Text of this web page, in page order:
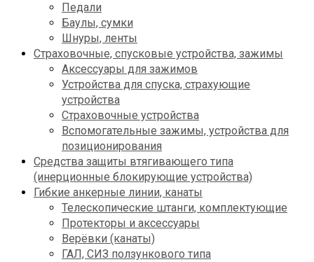
Педали
Баулы, сумки
Шнуры, ленты
Страховочные, спусковые устройства, зажимы
Аксессуары для зажимов
Устройства для спуска, cтрахующие
устройства
Страховочные устройства
Вспомогательные зажимы, устройства для
позиционирования
Средства защиты втягивающего типа
(инерционные блокирующие устройства)
Гибкие анкерные линии, канаты
Телескопические штанги, комплектующие
Протекторы и аксессуары
Верёвки (канаты)
ГАЛ, СИЗ ползункового типа